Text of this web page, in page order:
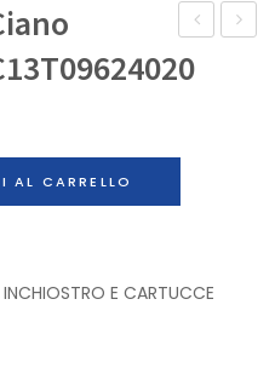
inkjet
Giallo
Epson
AL CARRELLO
INCHIOSTRO E CARTUCCE